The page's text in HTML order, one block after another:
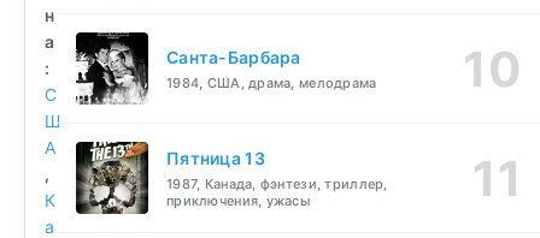
н
а
:
С
Ш
А
,
К
а
Санта-Барбара
1984, США, драма, мелодрама
Пятница 13
1987, Канада, фэнтези, триллер,
приключения, ужасы